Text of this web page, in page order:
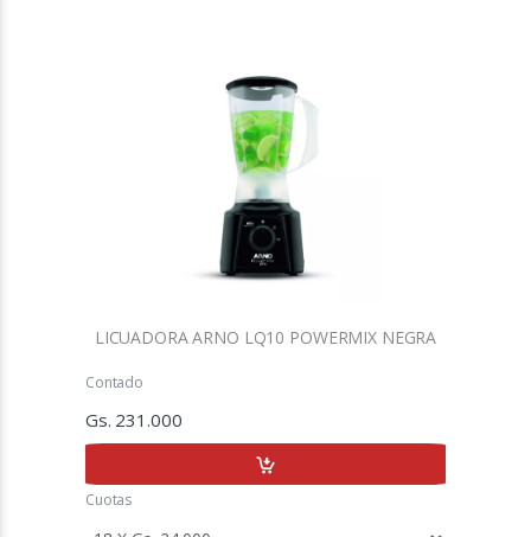
LICUADORA ARNO LQ10 POWERMIX NEGRA
Contado
Gs. 231.000
Cuotas